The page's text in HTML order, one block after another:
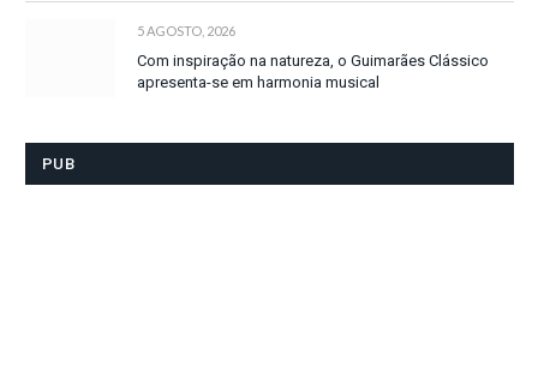
5 AGOSTO, 2026
Com inspiração na natureza, o Guimarães Clássico
apresenta-se em harmonia musical
PUB